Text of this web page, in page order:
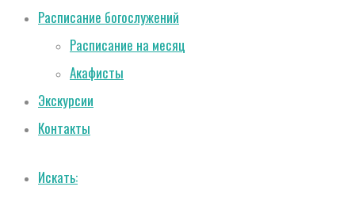
Расписание богослужений
Расписание на месяц
Акафисты
Экскурсии
Контакты
Искать: